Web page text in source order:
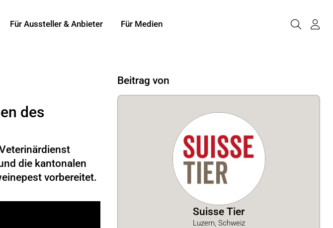
Für Aussteller & Anbieter Für Medien
des
die kantonalen
vorbereitet.
Beitrag von
Suisse Tier
Luzern, Schweiz